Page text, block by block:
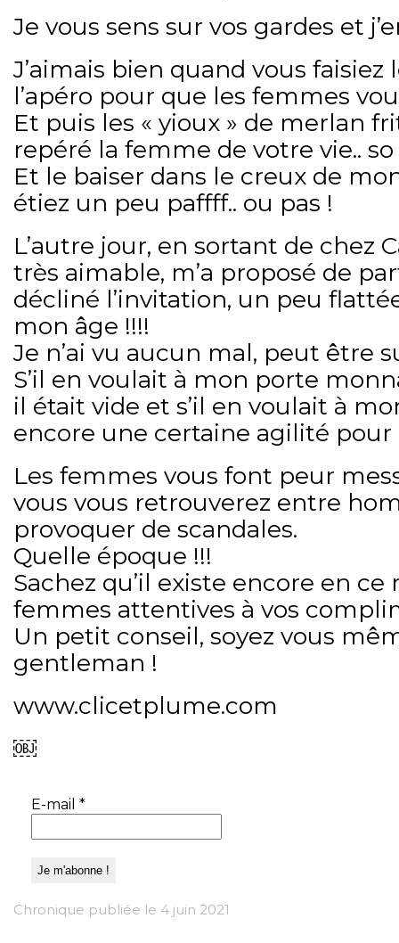
Je vous sens sur vos gardes et
J’aimais bien quand vous
l’apéro pour que les femmes
Et puis les « yioux » de merlan
repéré la femme de votre vie..
Et le baiser dans le creux de
étiez un peu paffff.. ou pas !
L’autre jour, en sortant de chez
très aimable, m’a proposé de
décliné l’invitation, un peu
mon âge !!!!
Je n’ai vu aucun mal, peut être
S’il en voulait à mon porte
il était vide et s’il en voulait à
encore une certaine agilité pour
Les femmes vous font peur
vous vous retrouverez entre
provoquer de scandales.
Quelle époque !!!
Sachez qu’il existe encore en ce
femmes attentives à vos
Un petit conseil, soyez vous
gentleman !
www.clicetplume.com
￼
E-mail *
Chronique publiée le 4 juin 2021